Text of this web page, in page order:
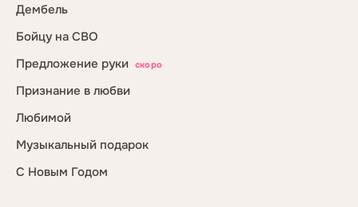
Дембель
Бойцу на СВО
Предложение руки
скоро
Признание в любви
Любимой
Музыкальный подарок
С Новым Годом